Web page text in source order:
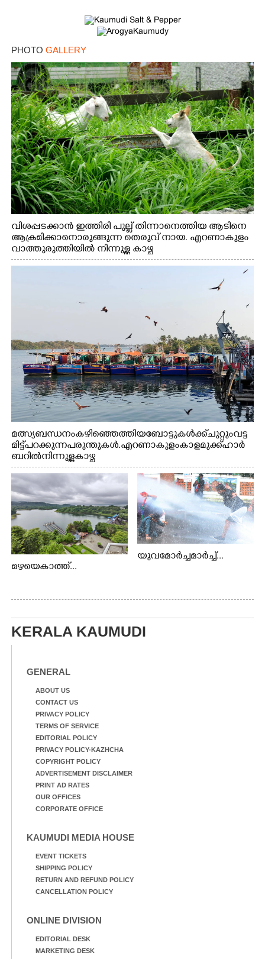
PHOTO GALLERY
വിശപ്പടക്കാൻ ഇത്തിരി പുല്ല് തിന്നാനെത്തിയ ആടിനെ
ആക്രമിക്കാനൊരുങ്ങുന്ന തെരുവ് നായ. എറണാകുളം
വാത്തുരുത്തിയിൽ നിന്നുള്ള കാഴ്ച
മത്സ്യബന്ധനം കഴിഞ്ഞെത്തിയ ബോട്ടുകൾക്ക് ചുറ്റും വട്ട
മിട്ട് പറക്കുന്ന പരുന്തുകൾ. എറണാകുളം കാളമുക്ക് ഹാർ
ബറിൽ നിന്നുള്ള കാഴ്ച
മഴയെകാത്ത്...
യുവമോർച്ചമാർച്ച്...
KERALA KAUMUDI
GENERAL
ABOUT US
CONTACT US
PRIVACY POLICY
TERMS OF SERVICE
EDITORIAL POLICY
PRIVACY POLICY-KAZHCHA
COPYRIGHT POLICY
ADVERTISEMENT DISCLAIMER
PRINT AD RATES
OUR OFFICES
CORPORATE OFFICE
KAUMUDI MEDIA HOUSE
EVENT TICKETS
SHIPPING POLICY
RETURN AND REFUND POLICY
CANCELLATION POLICY
ONLINE DIVISION
EDITORIAL DESK
MARKETING DESK